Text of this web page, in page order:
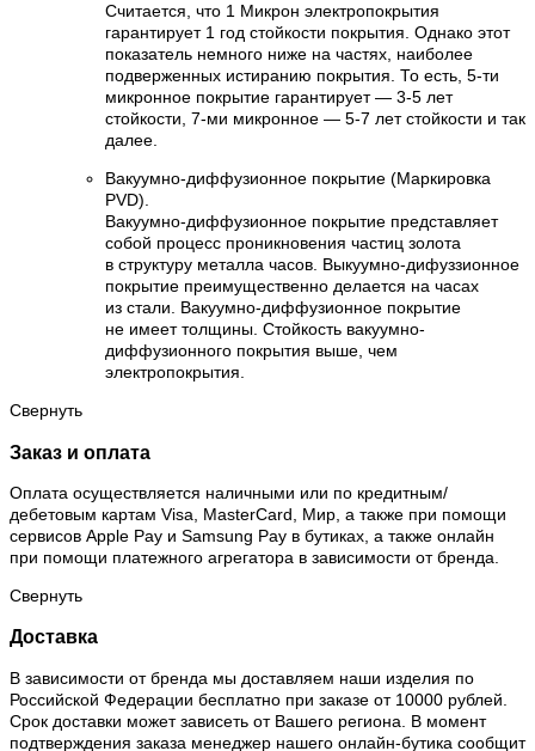
Считается, что 1 Микрон электропокрытия
гарантирует 1 год стойкости покрытия. Однако этот
показатель немного ниже на частях, наиболее
подверженных истиранию покрытия. То есть, 5-ти
микронное покрытие гарантирует — 3-5 лет
стойкости, 7-ми микронное — 5-7 лет стойкости и так
далее.
Вакуумно-диффузионное покрытие (Маркировка
PVD).
Вакуумно-диффузионное покрытие представляет
собой процесс проникновения частиц золота
в структуру металла часов. Выкуумно-дифуззионное
покрытие преимущественно делается на часах
из стали. Вакуумно-диффузионное покрытие
не имеет толщины. Стойкость вакуумно-
диффузионного покрытия выше, чем
электропокрытия.
Свернуть
Заказ и оплата
Оплата осуществляется наличными или по кредитным/
дебетовым картам Visa, MasterCard, Мир, а также при помощи
сервисов Apple Pay и Samsung Pay в бутиках, а также онлайн
при помощи платежного агрегатора в зависимости от бренда.
Свернуть
Доставка
В зависимости от бренда мы доставляем наши изделия по
Российской Федерации бесплатно при заказе от 10000 рублей.
Срок доставки может зависеть от Вашего региона. В момент
подтверждения заказа менеджер нашего онлайн-бутика сообщит